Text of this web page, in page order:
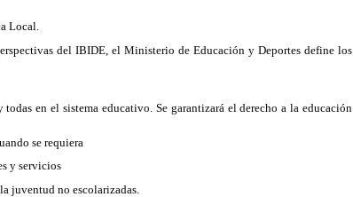
Local.
del IBIDE, el Ministerio de Educación y Deportes define los
en el sistema educativo. Se garantizará el derecho a la educación
se requiera
y servicios
juventud no escolarizadas.